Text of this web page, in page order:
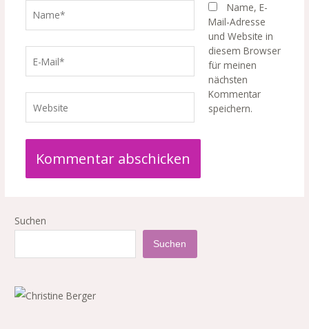
Mail*
Name, E-
Mail-Adresse
und Website in
diesem Browser
für meinen
nächsten
Kommentar
speichern.
Suchen
Suchen